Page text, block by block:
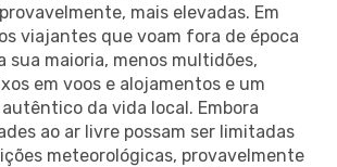
mais elevadas. Em
viajantes que voam fora de época
sua maioria, menos multidões,
em voos e alojamentos e um
da vida local. Embora
ao ar livre possam ser limitadas
meteorológicas, provavelmente